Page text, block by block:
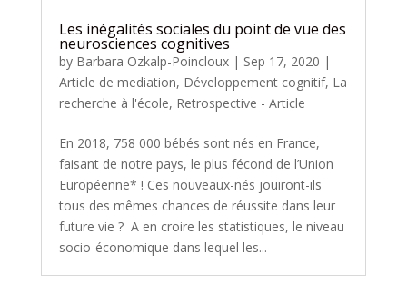
Les inégalités sociales du point de vue des
neurosciences cognitives
by Barbara Ozkalp-Poincloux| Sep 17, 2020 |
Article de mediation, Développement cognitif, La
recherche à l'école, Retrospective - Article
En 2018, 758 000 bébés sont nés en France,
faisant de notre pays, le plus fécond de l’Union
Européenne* ! Ces nouveaux-nés jouiront-ils
tous des mêmes chances de réussite dans leur
future vie ? A en croire les statistiques, le niveau
socio-économique dans lequel les...